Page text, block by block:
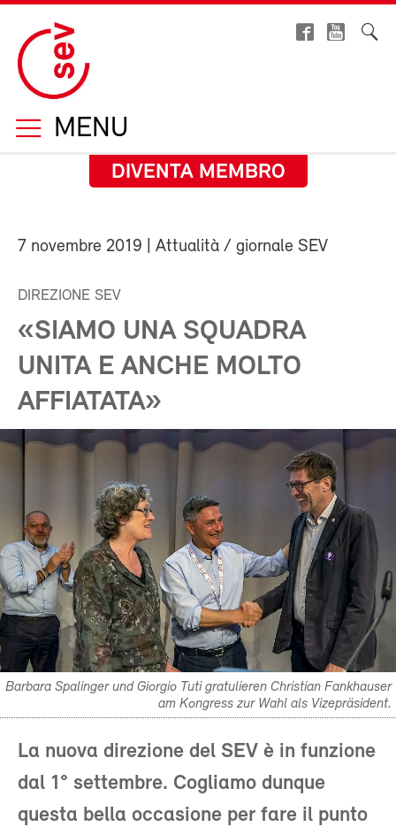
MENU
DIVENTA MEMBRO
7 novembre 2019 | Attualità / giornale SEV
DIREZIONE SEV
«SIAMO UNA SQUADRA
UNITA E ANCHE MOLTO
AFFIATATA»
Barbara Spalinger und Giorgio Tuti gratulieren Christian Fankhauser
am Kongress zur Wahl als Vizepräsident.
La nuova direzione del SEV è in funzione
dal 1° settembre. Cogliamo dunque
questa bella occasione per fare il punto